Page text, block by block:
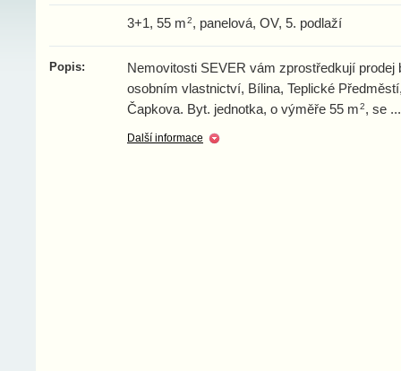
3+1, 55 m2, panelová, OV, 5. podlaží
Popis:
Nemovitosti SEVER vám zprostředkují prodej
osobním vlastnictví, Bílina, Teplické
Čapkova. Byt. jednotka, o výměře 55 m2, se ...
Další informace